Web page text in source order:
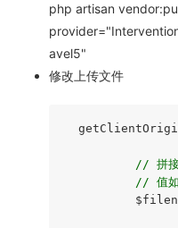
php artisan
avel5"
修改上传文件
// 拼接
// 值如